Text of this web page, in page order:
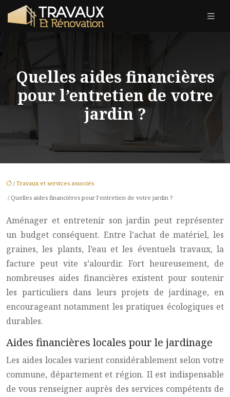
Quelles aides financières
pour l’entretien de votre
jardin ?
/ Travaux et services associés
/ Quelles aides financières pour l’entretien de votre jardin ?
Aménager et entretenir son jardin peut représenter
un budget conséquent. Entre l’achat de matériel, les
graines, les plants, l’eau et les éventuels travaux, la
facture peut vite s’alourdir. Fort heureusement, de
nombreuses aides financières existent pour soutenir
les particuliers dans leurs projets de jardinage, en
encourageant notamment les pratiques écologiques et
durables.
Aides financières locales pour le jardinage
Les aides locales varient considérablement selon votre
commune, département et région. Il est indispensable
de vous renseigner auprès des services compétents de